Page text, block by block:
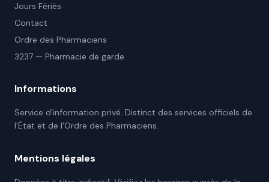
Jours Fériés
Contact
Ordre des Pharmaciens
3237 — Pharmacie de garde
Informations
Service d'information privé. Distinct des services officiels de
l'État et de l'Ordre des Pharmaciens.
Mentions légales